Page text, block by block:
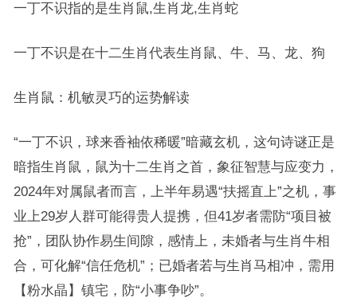
一丁不识指的是生肖鼠,生肖龙,生肖蛇
一丁不识是在十二生肖代表生肖鼠、牛、马、龙、狗
生肖鼠：机敏灵巧的运势解读
“一丁不识，球来香袖依稀暖”暗藏玄机，这句诗谜正是
暗指生肖鼠，鼠为十二生肖之首，象征智慧与应变力，
2024年对属鼠者而言，上半年易遇“扶摇直上”之机，事
业上29岁人群可能得贵人提携，但41岁者需防“项目被
抢”，团队协作易生间隙，感情上，未婚者与生肖牛相
合，可化解“信任危机”；已婚者若与生肖马相冲，需用
【粉水晶】镇宅，防“小事争吵”。